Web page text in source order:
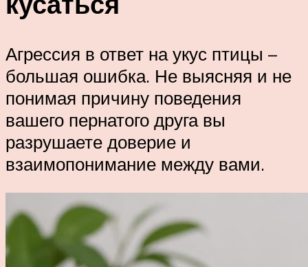
Агрессия в ответ на укус птицы –
большая ошибка. Не выясняя и не
понимая причину поведения
вашего пернатого друга вы
разрушаете доверие и
взаимопонимание между вами.